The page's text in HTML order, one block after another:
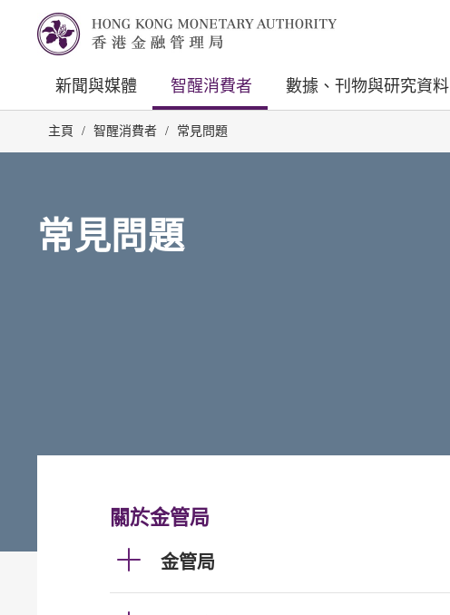
新聞與媒體 智醒消費者 數據、刊物與研究資料
主頁 / 智醒消費者 / 常見問題
常見問題
關於金管局
金管局